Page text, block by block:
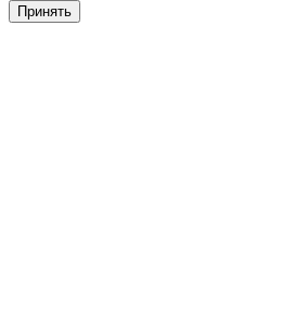
Принять